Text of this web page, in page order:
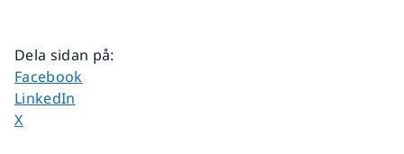
Dela sidan på:
Dela sidan på
Facebook
Dela sidan på
LinkedIn
Dela sidan på
X